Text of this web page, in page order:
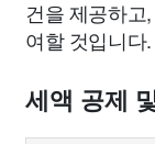
건을 제공하고
여할 것입니다.
세액 공제